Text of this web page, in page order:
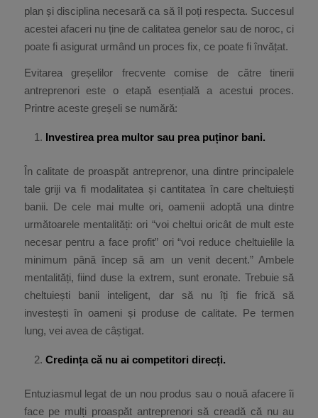
plan și disciplina necesară ca să îl poți respecta. Succesul
acestei afaceri nu ține de calitatea genelor sau de noroc, ci
poate fi asigurat urmând un proces fix, ce poate fi învățat.
Evitarea greșelilor frecvente comise de către tinerii
antreprenori este o etapă esențială a acestui proces.
Printre aceste greșeli se numără:
Investirea prea multor sau prea puținor bani.
În calitate de proaspăt antreprenor, una dintre principalele
tale griji va fi modalitatea și cantitatea în care cheltuiești
banii. De cele mai multe ori, oamenii adoptă una dintre
următoarele mentalități: ori “voi cheltui oricât de mult este
necesar pentru a face profit” ori “voi reduce cheltuielile la
minimum până încep să am un venit decent.” Ambele
mentalități, fiind duse la extrem, sunt eronate. Trebuie să
cheltuiești banii inteligent, dar să nu îți fie frică să
investești în oameni și produse de calitate. Pe termen
lung, vei avea de câștigat.
Credința că nu ai competitori direcți.
Entuziasmul legat de un nou produs sau o nouă afacere îi
face pe mulți proaspăt antreprenori să creadă că nu au